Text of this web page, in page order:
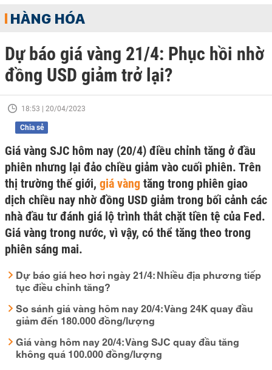
HÀNG HÓA
Dự báo giá vàng 21/4: Phục hồi nhờ
đồng USD giảm trở lại?
18:53 | 20/04/2023
Chia sẻ
Giá vàng SJC hôm nay (20/4) điều chỉnh tăng ở đầu
phiên nhưng lại đảo chiều giảm vào cuối phiên. Trên
thị trường thế giới, giá vàng tăng trong phiên giao
dịch chiều nay nhờ đồng USD giảm trong bối cảnh các
nhà đầu tư đánh giá lộ trình thắt chặt tiền tệ của Fed.
Giá vàng trong nước, vì vậy, có thể tăng theo trong
phiên sáng mai.
Dự báo giá heo hơi ngày 21/4: Nhiều địa phương tiếp
tục điều chỉnh tăng?
So sánh giá vàng hôm nay 20/4: Vàng 24K quay đầu
giảm đến 180.000 đồng/lượng
Giá vàng hôm nay 20/4: Vàng SJC quay đầu tăng
không quá 100.000 đồng/lượng